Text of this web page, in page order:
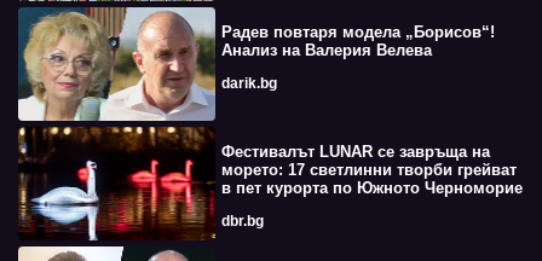
Радев повтаря модела „Борисов“!
Анализ на Валерия Велева
darik.bg
Фестивалът LUNAR се завръща на
морето: 17 светлинни творби грейват
в пет курорта по Южното Черноморие
dbr.bg